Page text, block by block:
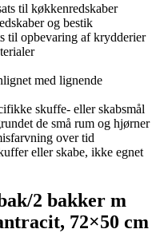
til køkkenredskaber
og bestik
til opbevaring af krydderier
med lignende
skuffe- eller skabsmål
de små rum og hjørner
over tid
eller skabe, ikke egnet
2 bakker m
72×50 cm